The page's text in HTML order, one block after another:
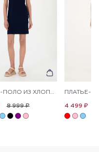
ПЛАТЬЕ-ПОЛО ИЗ ХЛОПКА С КОНТРАСТНЫМ ЛОГОТИПОМ ПРИТАЛЕННОЕ
8 999 ₽ 4 499 ₽